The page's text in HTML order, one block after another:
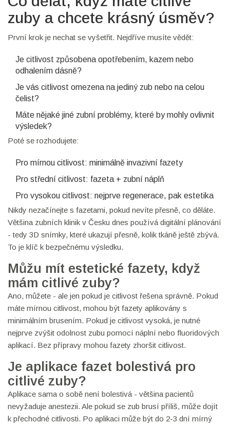
zuby a chcete krásný úsměv?
První krok je nechat se vyšetřit. Nejdříve musíte vědět:
Je citlivost způsobena opotřebením, kazem nebo
odhalením dásně?
Je vás citlivost omezena na jediný zub nebo na celou
čelist?
Máte nějaké jiné zubní problémy, které by mohly ovlivnit
výsledek?
Poté se rozhodujete:
Pro mírnou citlivost: minimálně invazivní fazety
Pro střední citlivost: fazeta + zubní náplň
Pro vysokou citlivost: nejprve regenerace, pak estetika
Nikdy nezačínejte s fazetami, pokud nevíte přesně, co děláte.
Většina zubních klinik v Česku dnes používá digitální plánování
- tedy 3D snímky, které ukazují přesně, kolik tkáně ještě zbývá.
To je klíč k bezpečnému výsledku.
Můžu mít estetické fazety, když
mám citlivé zuby?
Ano, můžete - ale jen pokud je citlivost řešena správně. Pokud
máte mírnou citlivost, mohou být fazety aplikovány s
minimálním brusením. Pokud je citlivost vysoká, je nutné
nejprve zvýšit odolnost zubu pomocí náplní nebo fluoridových
aplikací. Bez přípravy mohou fazety zhoršit citlivost.
Je aplikace fazet bolestivá pro
citlivé zuby?
Aplikace sama o sobě není bolestivá - většina pacientů
nevyžaduje anestezii. Ale pokud se zub brusí příliš, může dojít
k přechodné citlivosti. Po aplikaci může být do 2-3 dní mírný